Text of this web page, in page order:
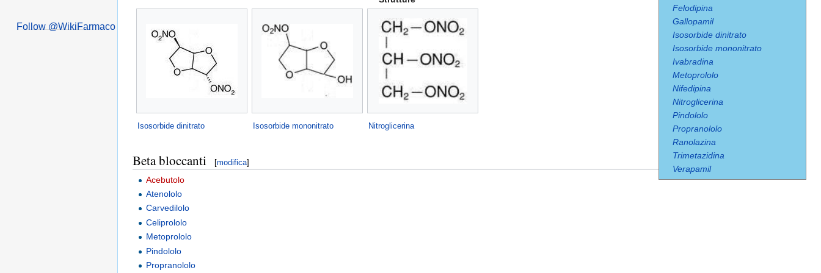
Felodipina
Gallopamil
Isosorbide dinitrato
Isosorbide mononitrato
Ivabradina
Metoprololo
Nifedipina
Nitroglicerina
Pindololo
Propranololo
Ranolazina
Trimetazidina
Verapamil
Isosorbide dinitrato Isosorbide mononitrato Nitroglicerina
Beta bloccanti [modifica]
Acebutolo
Atenololo
Carvedilolo
Celiprololo
Metoprololo
Pindololo
Propranololo
Follow @WikiFarmaco